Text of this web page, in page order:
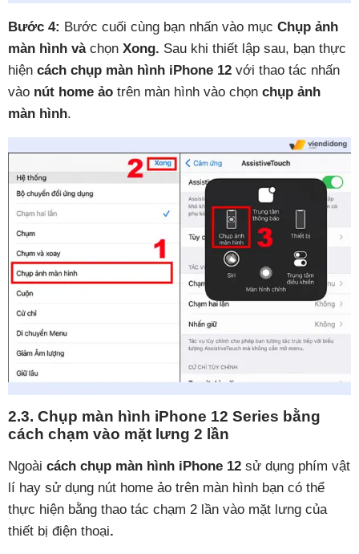
Bước 4: Bước cuối cùng bạn nhấn vào mục Chụp ảnh
màn hình và chọn Xong. Sau khi thiết lập sau, bạn thực
hiện cách chụp màn hình iPhone 12 với thao tác nhấn
vào nút home ảo trên màn hình vào chọn chụp ảnh
màn hình.
2.3. Chụp màn hình iPhone 12 Series bằng
cách chạm vào mặt lưng 2 lần
Ngoài cách chụp màn hình iPhone 12 sử dụng phím vật
lí hay sử dụng nút home ảo trên màn hình bạn có thể
thực hiện bằng thao tác chạm 2 lần vào mặt lưng của
thiết bị điện thoại.